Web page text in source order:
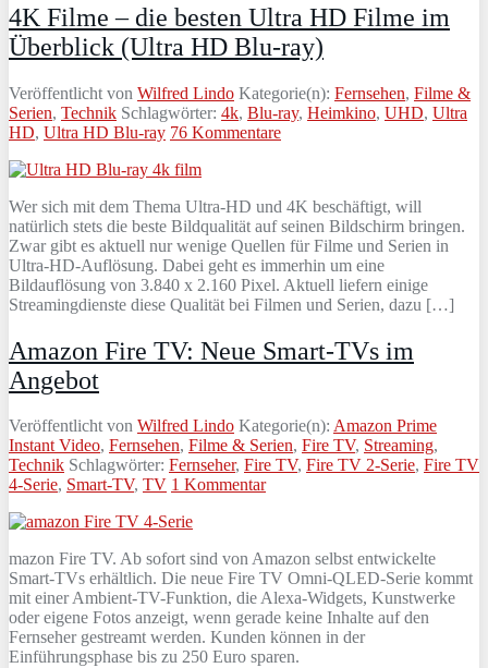
4K Filme – die besten Ultra HD Filme im
Überblick (Ultra HD Blu-ray)
Veröffentlicht von Wilfred Lindo Kategorie(n): Fernsehen, Filme &
Serien, Technik Schlagwörter: 4k, Blu-ray, Heimkino, UHD, Ultra
HD, Ultra HD Blu-ray 76 Kommentare
Wer sich mit dem Thema Ultra-HD und 4K beschäftigt, will
natürlich stets die beste Bildqualität auf seinen Bildschirm bringen.
Zwar gibt es aktuell nur wenige Quellen für Filme und Serien in
Ultra-HD-Auflösung. Dabei geht es immerhin um eine
Bildauflösung von 3.840 x 2.160 Pixel. Aktuell liefern einige
Streamingdienste diese Qualität bei Filmen und Serien, dazu […]
Amazon Fire TV: Neue Smart-TVs im
Angebot
Veröffentlicht von Wilfred Lindo Kategorie(n): Amazon Prime
Instant Video, Fernsehen, Filme & Serien, Fire TV, Streaming,
Technik Schlagwörter: Fernseher, Fire TV, Fire TV 2-Serie, Fire TV
4-Serie, Smart-TV, TV 1 Kommentar
mazon Fire TV. Ab sofort sind von Amazon selbst entwickelte
Smart-TVs erhältlich. Die neue Fire TV Omni-QLED-Serie kommt
mit einer Ambient-TV-Funktion, die Alexa-Widgets, Kunstwerke
oder eigene Fotos anzeigt, wenn gerade keine Inhalte auf den
Fernseher gestreamt werden. Kunden können in der
Einführungsphase bis zu 250 Euro sparen.